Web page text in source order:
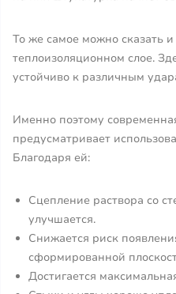
То же самое можно сказать
теплоизоляционном слое.
устойчиво к различным
Именно поэтому
предусматривает
Благодаря ей:
Сцепление раствора со
улучшается.
Снижается риск
сформированной
Достигается